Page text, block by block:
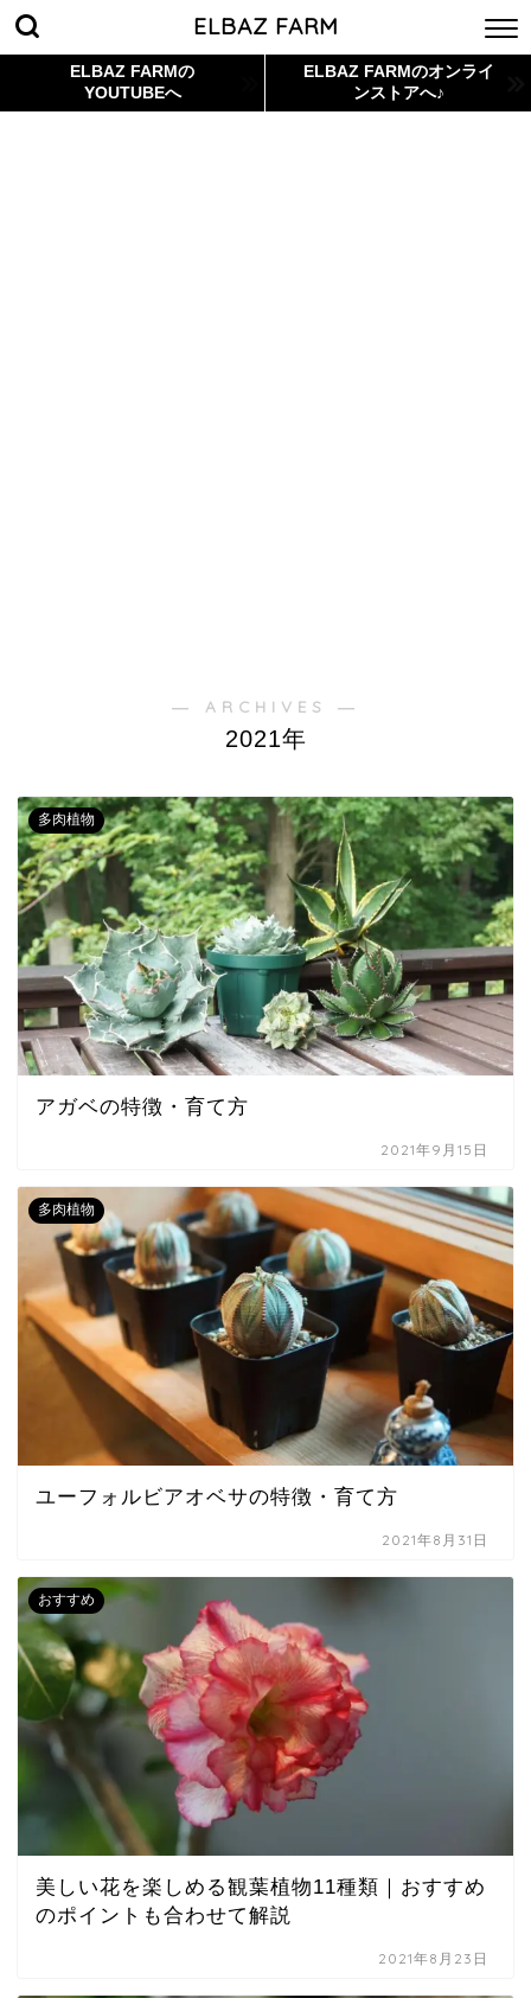
ELBAZ FARM
ELBAZ FARMの
YOUTUBEへ
ELBAZ FARMのオンライ
ンストアへ♪
― ARCHIVES ―
2021年
多肉植物
アガベの特徴・育て方
2021年9月15日
多肉植物
ユーフォルビアオベサの特徴・育て方
2021年8月31日
おすすめ
美しい花を楽しめる観葉植物11種類｜おすすめ
のポイントも合わせて解説
2021年8月23日